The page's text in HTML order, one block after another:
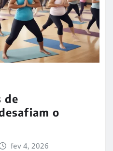
de
o
fev 4, 2026